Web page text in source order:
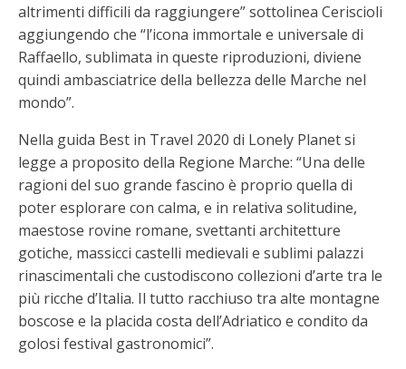
altrimenti difficili da raggiungere” sottolinea Ceriscioli
aggiungendo che “l’icona immortale e universale di
Raffaello, sublimata in queste riproduzioni, diviene
quindi ambasciatrice della bellezza delle Marche nel
mondo”.
Nella guida Best in Travel 2020 di Lonely Planet si
legge a proposito della Regione Marche: “Una delle
ragioni del suo grande fascino è proprio quella di
poter esplorare con calma, e in relativa solitudine,
maestose rovine romane, svettanti architetture
gotiche, massicci castelli medievali e sublimi palazzi
rinascimentali che custodiscono collezioni d’arte tra le
più ricche d’Italia. Il tutto racchiuso tra alte montagne
boscose e la placida costa dell’Adriatico e condito da
golosi festival gastronomici”.